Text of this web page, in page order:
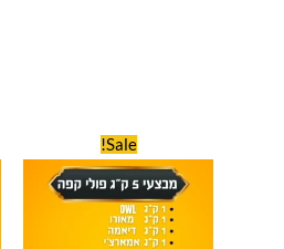
Sale!
המחיר
המקורי
היה:
₪407.00.
הנוכחי
הוא:
₪299.00.